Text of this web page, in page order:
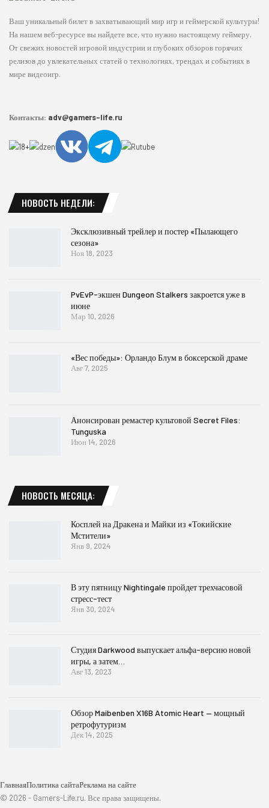
Ваш уникальный билет в захватывающий мир игр и геймерской культуры!
На нашем веб-ресурсе вы найдете все, что нужно настоящему геймеру.
От свежих новостей игровой индустрии и глубоких обзоров горячих
релизов до увлекательных статей о технологиях, трендах и событиях в
мире видеоигр.
Контакты: adv@gamers-life.ru
НОВОСТЬ НЕДЕЛИ:
Эксклюзивный трейлер и постер «Пылающего
сезона»
Ноя 18, 2023
PvEvP-экшен Dungeon Stalkers закроется уже в
июне
Мар 10, 2026
«Вес победы»: Орландо Блум в боксерской драме
Авг 7, 2025
Анонсирован ремастер культовой Secret Files:
Tunguska
Июн 14, 2026
НОВОСТЬ МЕСЯЦА:
Косплей на Дракена и Майки из «Токийские
Мстители»
Янв 9, 2024
В эту пятницу Nightingale пройдет трехчасовой
стресс-тест
Янв 30, 2024
Студия Darkwood выпускает альфа-версию новой
игры, а затем…
Авг 13, 2023
Обзор Maibenben X16B Atomic Heart — мощный
ретрофутуризм
Дек 14, 2025
ГлавнаяПолитика сайтаРеклама на сайте
© 2026 - Gamers-Life.ru. Все права защищены.